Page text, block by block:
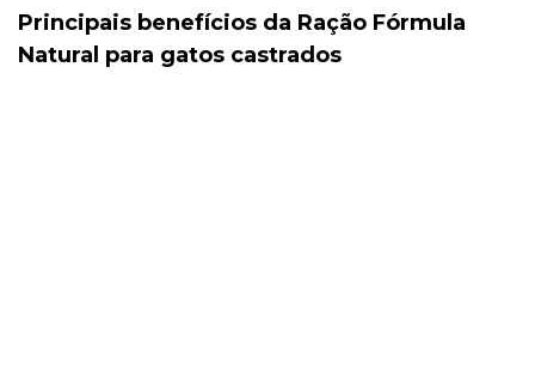
Principais benefícios da Ração Fórmula
Natural para gatos castrados